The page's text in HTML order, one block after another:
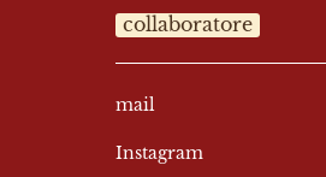
collaboratore
mail
Instagram